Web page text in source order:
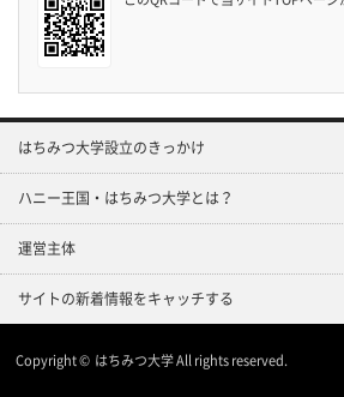
はちみつ大学設立のきっかけ
ハニー王国・はちみつ大学とは？
運営主体
サイトの新着情報をキャッチする
Copyright © はちみつ大学All rights reserved.